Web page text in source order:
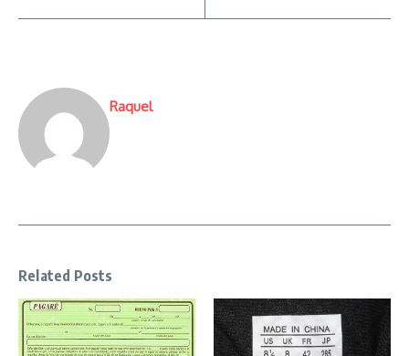
Raquel
Related Posts